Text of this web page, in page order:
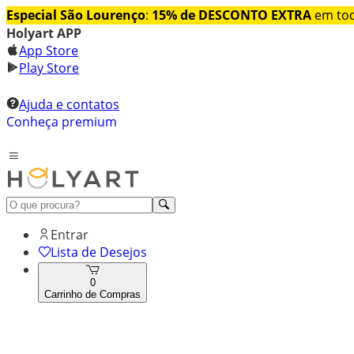
Especial São Lourenço: 15% de DESCONTO EXTRA em
Holyart APP
App Store
Play Store
Ajuda e contatos
Conheça premium
Entrar
Lista de Desejos
0
Carrinho de Compras